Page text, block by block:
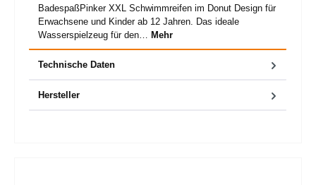
BadespaßPinker XXL Schwimmreifen im Donut Design für
Erwachsene und Kinder ab 12 Jahren. Das ideale
Wasserspielzeug für den… Mehr
Technische Daten
Hersteller